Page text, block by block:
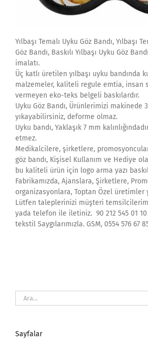
Yılbaşı Temalı Uyku Göz Bandı, Yılbaşı
Göz Bandı, Baskılı Yılbaşı Uyku Göz
imalatı.
Üç katlı üretilen yılbaşı uyku bandında
malzemeler, kaliteli regule emtia, insan
vermeyen eko-teks belgeli baskılardır.
Uyku Göz Bandı, Ürünlerimizi makinede
yıkayabilirsiniz, deforme olmaz.
Uyku bandı, Yaklaşık 7 mm
etmez.
Medikalcilere, şirketlere,
göz bandı, Kişisel Kullanım ve Hediye
bu kaliteli ürün için logo arma yazı
Fabrikamızda, Ajanslara, Şirketlere,
organizasyonlara, Toptan Özel üretimler
Lütfen taleplerinizi müşteri
yada telefon ile iletiniz. 90 212 545 01
tekstil Saygılarımızla. GSM, 0554 576 67
Ara:
Sayfalar